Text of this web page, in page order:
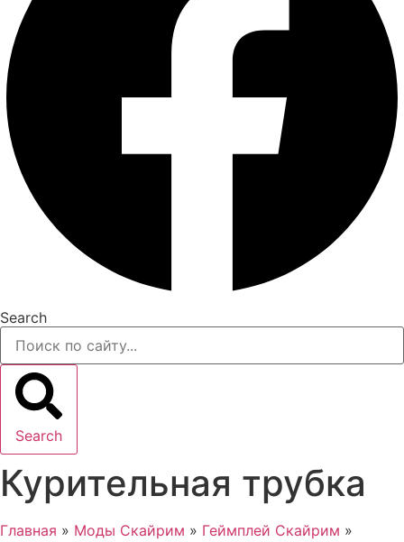
Search
Search
Курительная трубка
Главная » Моды Скайрим » Геймплей Скайрим »